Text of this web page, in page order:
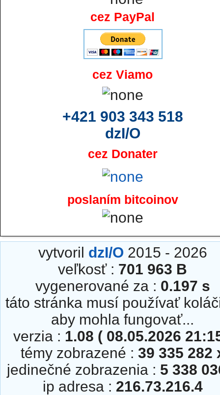
cez PayPal
cez Viamo
+421 903 343 518
dzI/O
cez Donater
poslaním bitcoinov
vytvoril dzI/O 2015 - 2026
veľkosť : 701 963 B
vygenerované za : 0.197 s
táto stránka musí používať
aby mohla fungovať...
verzia : 1.08 ( 08.05.2026
témy zobrazené : 39 335 282
jedinečné zobrazenia : 5 338
ip adresa : 216.73.216.4